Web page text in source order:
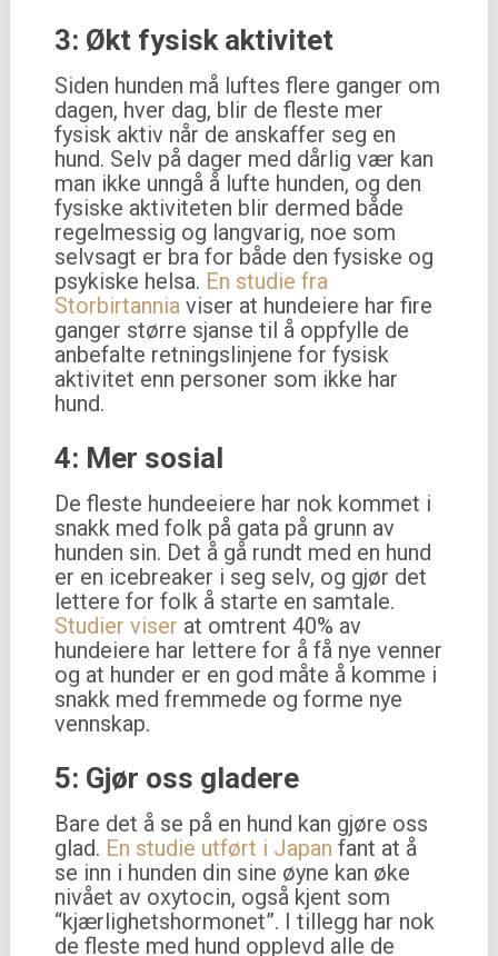
3: Økt fysisk aktivitet
Siden hunden må luftes flere ganger om
dagen, hver dag, blir de fleste mer
fysisk aktiv når de anskaffer seg en
hund. Selv på dager med dårlig vær kan
man ikke unngå å lufte hunden, og den
fysiske aktiviteten blir dermed både
regelmessig og langvarig, noe som
selvsagt er bra for både den fysiske og
psykiske helsa. En studie fra
Storbirtanniaviser at hundeiere har fire
ganger større sjanse til å oppfylle de
anbefalte retningslinjene for fysisk
aktivitet enn personer som ikke har
hund.
4: Mer sosial
De fleste hundeeiere har nok kommet i
snakk med folk på gata på grunn av
hunden sin. Det å gå rundt med en hund
er en icebreaker i seg selv, og gjør det
lettere for folk å starte en samtale.
Studier viser at omtrent 40% av
hundeiere har lettere for å få nye venner
og at hunder er en god måte å komme i
snakk med fremmede og forme nye
vennskap.
5: Gjør oss gladere
Bare det å se på en hund kan gjøre oss
glad. En studie utført i Japan fant at å
se inn i hunden din sine øyne kan øke
nivået av oxytocin, også kjent som
“kjærlighetshormonet”. I tillegg har nok
de fleste med hund opplevd alle de